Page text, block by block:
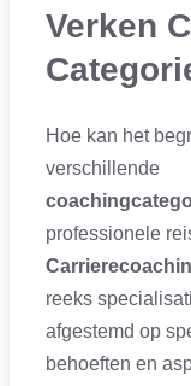
Verken
Hoe kan het
verschillende
professionele
reeks
afgestemd op
behoeften en